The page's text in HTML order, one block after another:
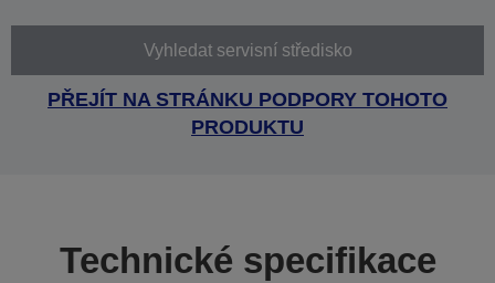
Vyhledat servisní středisko
PŘEJÍT NA STRÁNKU PODPORY TOHOTO
PRODUKTU
Technické specifikace